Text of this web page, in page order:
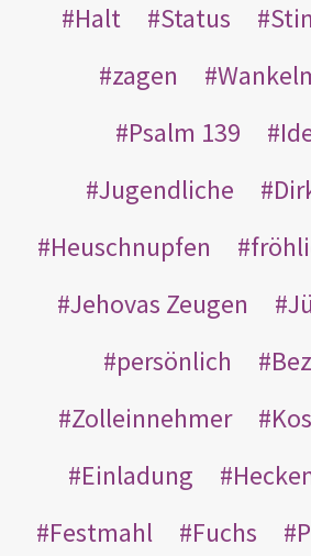
Halt
Status
zagen
Psalm 139
Jugendliche
Heuschnupfen
Jehovas Zeugen
persönlich
Zolleinnehmer
Einladung
Festmahl
Fuchs